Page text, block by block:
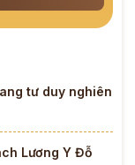
tư duy nghiên
Lương Y Đỗ